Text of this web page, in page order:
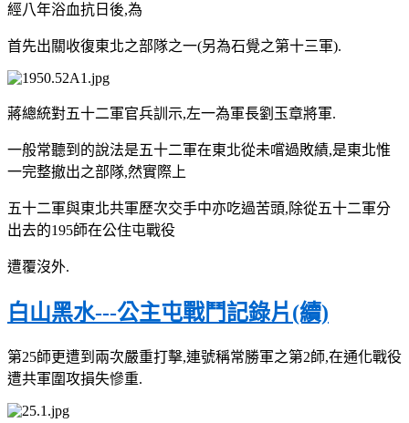
經八年浴血抗日後,為
首先出關收復東北之部隊之一(另為石覺之第十三軍).
蔣總統對五十二軍官兵訓示,左一為軍長劉玉章將軍.
一般常聽到的說法是五十二軍在東北從未嚐過敗績,是東北惟
一完整撤出之部隊,然實際上
五十二軍與東北共軍歷次交手中亦吃過苦頭,除從五十二軍分
出去的195師在公住屯戰役
遭覆沒外.
白山黑水---公主屯戰鬥記錄片(續)
第25師更遭到兩次嚴重打擊,連號稱常勝軍之第2師,在通化戰役
遭共軍圍攻損失慘重.